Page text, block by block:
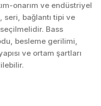
onarım ve endüstriyel
seri, bağlantı tipi ve
Bass
besleme gerilimi,
ve ortam şartları